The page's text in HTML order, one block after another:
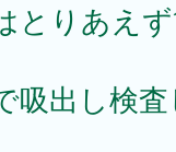
とりあえ
吸出し検